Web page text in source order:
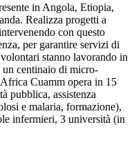
in Angola, Etiopia,
Realizza progetti a
con questo
per garantire servizi di
stanno lavorando in
centinaio di micro-
Cuamm opera in 15
pubblica, assistenza
e malaria, formazione),
infermieri, 3 università (in